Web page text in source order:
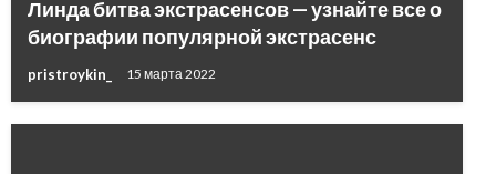
Линда битва экстрасенсов — узнайте все о
биографии популярной экстрасенс
pristroykin_ 15 марта 2022